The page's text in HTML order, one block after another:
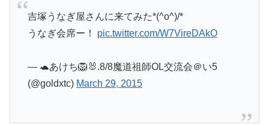
吉塚うなぎ屋さんに来てみた*(^o^)/*
うなぎ会席ー！ pic.twitter.com/W7VireDAkO
— 🐢あけち🦁🐰.8/8魔道祖師OL交流会＠い5
(@goldxtc) March 29, 2015